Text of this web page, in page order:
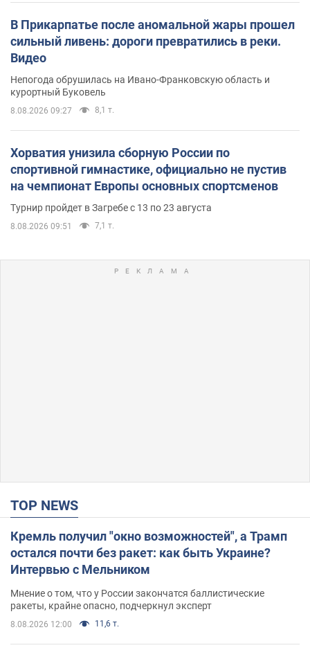
В Прикарпатье после аномальной жары прошел
сильный ливень: дороги превратились в реки.
Видео
Непогода обрушилась на Ивано-Франковскую область и
курортный Буковель
8.08.2026 09:27 8,1 т.
Хорватия унизила сборную России по
спортивной гимнастике, официально не пустив
на чемпионат Европы основных спортсменов
Турнир пройдет в Загребе с 13 по 23 августа
8.08.2026 09:51 7,1 т.
TOP NEWS
Кремль получил "окно возможностей", а Трамп
остался почти без ракет: как быть Украине?
Интервью с Мельником
Мнение о том, что у России закончатся баллистические
ракеты, крайне опасно, подчеркнул эксперт
8.08.2026 12:00 11,6 т.